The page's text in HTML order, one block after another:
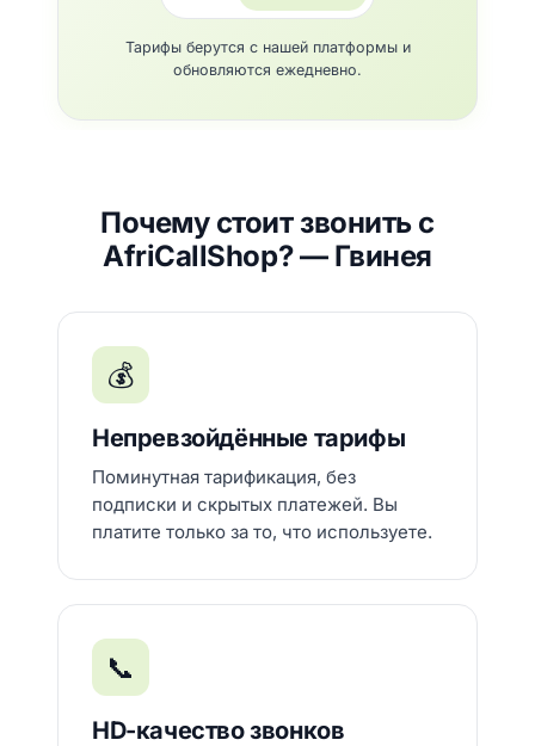
Тарифы берутся с нашей платформы и
обновляются ежедневно.
Почему стоит звонить с
AfriCallShop? — Гвинея
💰
Непревзойдённые тарифы
Поминутная тарификация, без
подписки и скрытых платежей. Вы
платите только за то, что используете.
📞
HD-качество звонков